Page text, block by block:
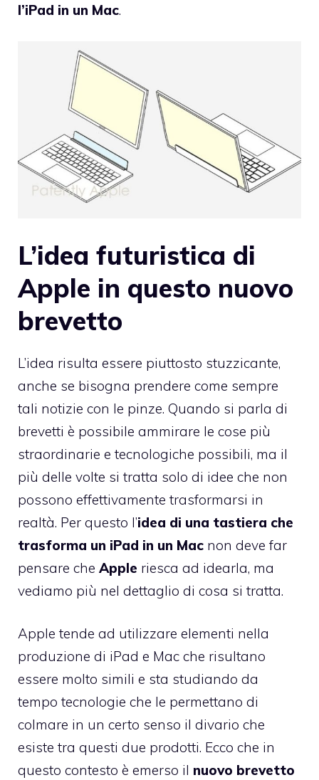
l’iPad in un Mac.
L’idea futuristica di
Apple in questo nuovo
brevetto
L’idea risulta essere piuttosto stuzzicante,
anche se bisogna prendere come sempre
tali notizie con le pinze. Quando si parla di
brevetti è possibile ammirare le cose più
straordinarie e tecnologiche possibili, ma il
più delle volte si tratta solo di idee che non
possono effettivamente trasformarsi in
realtà. Per questo l’idea di una tastiera che
trasforma un iPad in un Mac non deve far
pensare che Apple riesca ad idearla, ma
vediamo più nel dettaglio di cosa si tratta.
Apple tende ad utilizzare elementi nella
produzione di iPad e Mac che risultano
essere molto simili e sta studiando da
tempo tecnologie che le permettano di
colmare in un certo senso il divario che
esiste tra questi due prodotti. Ecco che in
questo contesto è emerso il nuovo brevetto